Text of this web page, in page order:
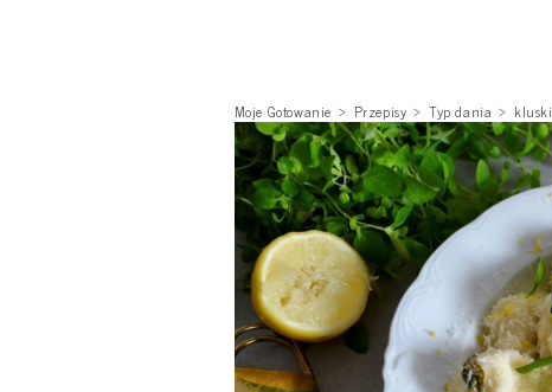
Moje Gotowanie Przepisy Typ dania kluski